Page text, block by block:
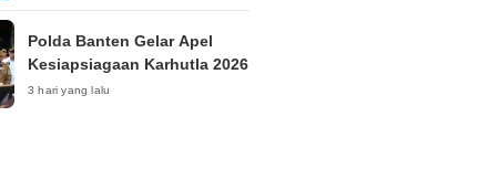
Polda Banten Gelar Apel
Kesiapsiagaan Karhutla 2026
3 hari yang lalu